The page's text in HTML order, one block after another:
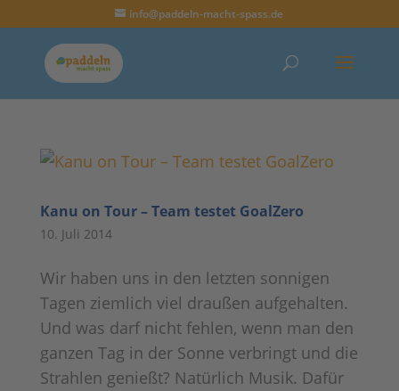
info@paddeln-macht-spass.de
Kanu on Tour – Team testet GoalZero
10. Juli 2014
Wir haben uns in den letzten sonnigen
Tagen ziemlich viel draußen aufgehalten.
Und was darf nicht fehlen, wenn man den
ganzen Tag in der Sonne verbringt und die
Strahlen genießt? Natürlich Musik. Dafür